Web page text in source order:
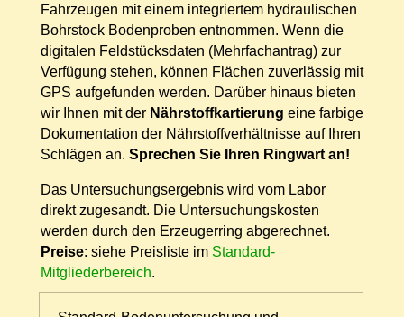
Fahrzeugen mit einem integriertem hydraulischen
Bohrstock Bodenproben entnommen. Wenn die
digitalen Feldstücksdaten (Mehrfachantrag) zur
Verfügung stehen, können Flächen zuverlässig mit
GPS aufgefunden werden. Darüber hinaus bieten
wir Ihnen mit der Nährstoffkartierung eine farbige
Dokumentation der Nährstoffverhältnisse auf Ihren
Schlägen an. Sprechen Sie Ihren Ringwart an!
Das Untersuchungsergebnis wird vom Labor
direkt zugesandt. Die Untersuchungskosten
werden durch den Erzeugerring abgerechnet.
Preise: siehe Preisliste im Standard-
Mitgliederbereich.